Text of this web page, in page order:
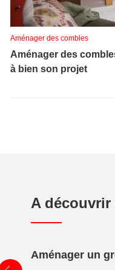
Aménager des combles
Aménager des
à bien son projet
A découvrir
Aménager un